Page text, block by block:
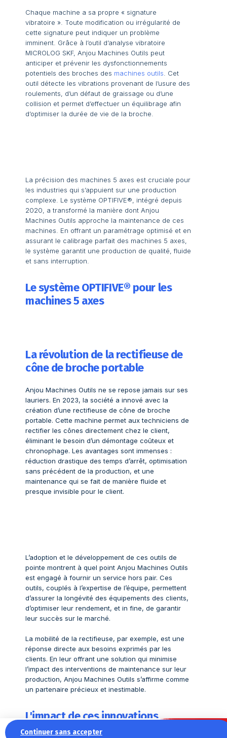
Continuer sans accepter
Chaque machine a sa propre « signature
vibratoire ». Toute modification ou irrégularité de
cette signature peut indiquer un problème
imminent. Grâce à l’outil d’analyse vibratoire
MICROLOG SKF, Anjou Machines Outils peut
anticiper et prévenir les dysfonctionnements
potentiels des broches des machines outils . Cet
outil détecte les vibrations provenant de l’usure des
roulements, d’un défaut de graissage ou d’une
collision et permet d’effectuer un équilibrage afin
d’optimiser la durée de vie de la broche.
La précision des machines 5 axes est cruciale pour
les industries qui s’appuient sur une production
complexe. Le système OPTIFIVE®, intégré depuis
2020, a transformé la manière dont Anjou
Machines Outils approche la maintenance de ces
machines. En offrant un paramétrage optimisé et en
assurant le calibrage parfait des machines 5 axes,
le système garantit une production de qualité, fluide
et sans interruption.
Le système OPTIFIVE® pour les
machines 5 axes
La révolution de la rectifieuse de
cône de broche portable
Anjou Machines Outils ne se repose jamais sur ses
lauriers. En 2023, la société a innové avec la
création d’une rectifieuse de cône de broche
portable. Cette machine permet aux techniciens de
rectifier les cônes directement chez le client,
éliminant le besoin d’un démontage coûteux et
chronophage. Les avantages sont immenses :
réduction drastique des temps d’arrêt, optimisation
sans précédent de la production, et une
maintenance qui se fait de manière fluide et
presque invisible pour le client.
L’adoption et le développement de ces outils de
pointe montrent à quel point Anjou Machines Outils
est engagé à fournir un service hors pair. Ces
outils, couplés à l’expertise de l’équipe, permettent
d’assurer la longévité des équipements des clients,
d’optimiser leur rendement, et in fine, de garantir
leur succès sur le marché.
La mobilité de la rectifieuse, par exemple, est une
réponse directe aux besoins exprimés par les
clients. En leur offrant une solution qui minimise
l’impact des interventions de maintenance sur leur
production, Anjou Machines Outils s’affirme comme
un partenaire précieux et inestimable.
L'impact de ces innovations